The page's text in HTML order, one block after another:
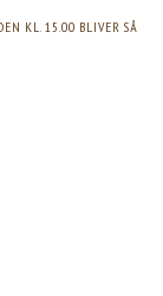
KL. 15.00 BLIVER SÅ